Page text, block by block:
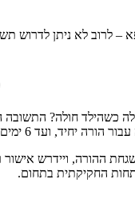
לא ניתן לדרוש
כשהילד חולה?
ההורה, ויידרש אישור
החקיקתית בתחום.